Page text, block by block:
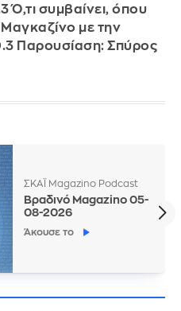
Ό,τι συμβαίνει, όπου
με την
Παρουσίαση: Σπύρος
ΣΚΑΪ Magazino Podcast
Βραδινό Magazino 05-
08-2026
Άκουσε το